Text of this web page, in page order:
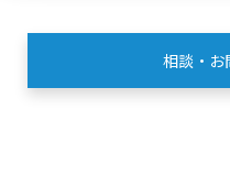
相談・お